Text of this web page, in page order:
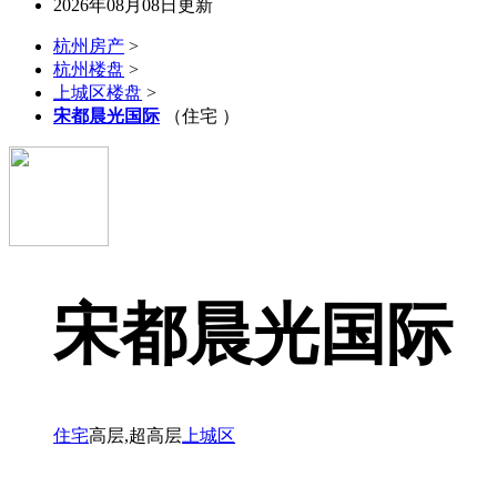
2026年08月08日更新
杭州房产 >
杭州楼盘 >
上城区楼盘 >
宋都晨光国际 （住宅 ）
宋都晨光国际
住宅高层,超高层 上城区